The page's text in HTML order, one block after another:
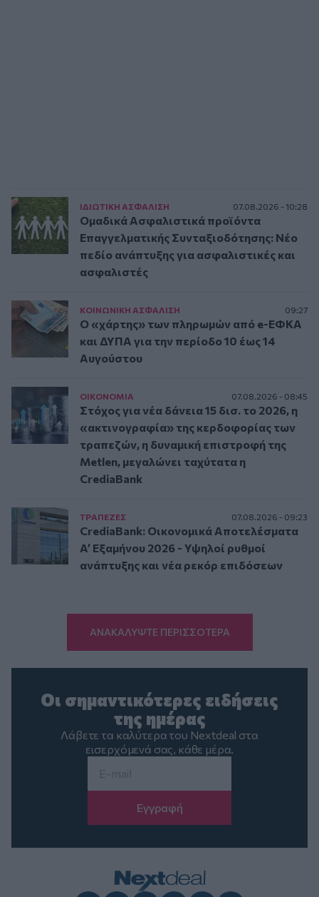
ΙΔΙΩΤΙΚΗ ΑΣΦAΛΙΣΗ 07.08.2026 - 10:28
Ομαδικά Ασφαλιστικά προϊόντα
Επαγγελματικής Συνταξιοδότησης: Νέο
πεδίο ανάπτυξης για ασφαλιστικές και
ασφαλιστές
ΚΟΙΝΩΝΙΚΗ ΑΣΦAΛΙΣΗ 09:27
Ο «χάρτης» των πληρωμών από e-ΕΦΚΑ
και ΔΥΠΑ για την περίοδο 10 έως 14
Αυγούστου
ΟΙΚΟΝΟΜΙΑ 07.08.2026 - 08:45
Στόχος για νέα δάνεια 15 δισ. το 2026, η
«ακτινογραφία» της κερδοφορίας των
τραπεζών, η δυναμική επιστροφή της
Metlen, μεγαλώνει ταχύτατα η
CrediaBank
ΤΡAΠΕΖΕΣ 07.08.2026 - 09:23
CrediaBank: Οικονομικά Αποτελέσματα
A’ Εξαμήνου 2026 - Υψηλοί ρυθμοί
ανάπτυξης και νέα ρεκόρ επιδόσεων
ΑΝΑΚΑΛΥΨΤΕ ΠΕΡΙΣΣΟΤΕΡΑ
Οι σημαντικότερες ειδήσεις
της ημέρας
Λάβετε τα καλύτερα του Nextdeal στα
εισερχόμενά σας, κάθε μέρα.